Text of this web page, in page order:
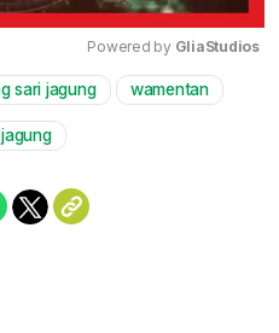
Mute
Powered by GliaStudios
sari jagung wamentan